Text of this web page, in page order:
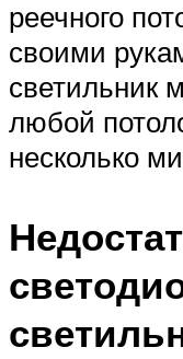
реечного
своими
светильник
любой
несколько